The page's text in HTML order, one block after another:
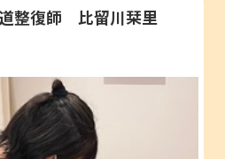
整復師 比留川栞里